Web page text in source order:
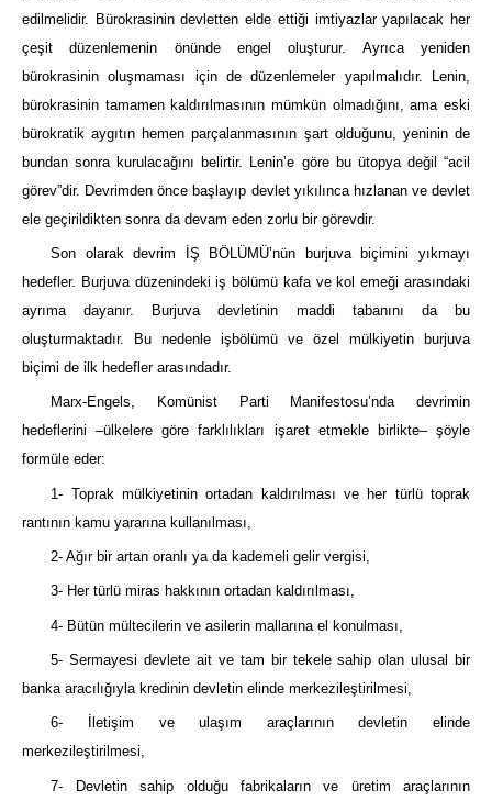
edilmelidir. Bürokrasinin devletten elde ettiği imtiyazlar yapılacak her
çeşit düzenlemenin önünde engel oluşturur. Ayrıca yeniden
bürokrasinin oluşmaması için de düzenlemeler yapılmalıdır. Lenin,
bürokrasinin tamamen kaldırılmasının mümkün olmadığını, ama eski
bürokratik aygıtın hemen parçalanmasının şart olduğunu, yeninin de
bundan sonra kurulacağını belirtir. Lenin’e göre bu ütopya değil “acil
görev”dir. Devrimden önce başlayıp devlet yıkılınca hızlanan ve devlet
ele geçirildikten sonra da devam eden zorlu bir görevdir.
Son olarak devrim İŞ BÖLÜMÜ’nün burjuva biçimini yıkmayı
hedefler. Burjuva düzenindeki iş bölümü kafa ve kol emeği arasındaki
ayrıma dayanır. Burjuva devletinin maddi tabanını da bu
oluşturmaktadır. Bu nedenle işbölümü ve özel mülkiyetin burjuva
biçimi de ilk hedefler arasındadır.
Marx-Engels, Komünist Parti Manifestosu’nda devrimin
hedeflerini –ülkelere göre farklılıkları işaret etmekle birlikte– şöyle
formüle eder:
1- Toprak mülkiyetinin ortadan kaldırılması ve her türlü toprak
rantının kamu yararına kullanılması,
2- Ağır bir artan oranlı ya da kademeli gelir vergisi,
3- Her türlü miras hakkının ortadan kaldırılması,
4- Bütün mültecilerin ve asilerin mallarına el konulması,
5- Sermayesi devlete ait ve tam bir tekele sahip olan ulusal bir
banka aracılığıyla kredinin devletin elinde merkezileştirilmesi,
6- İletişim ve ulaşım araçlarının devletin elinde
merkezileştirilmesi,
7- Devletin sahip olduğu fabrikaların ve üretim araçlarının